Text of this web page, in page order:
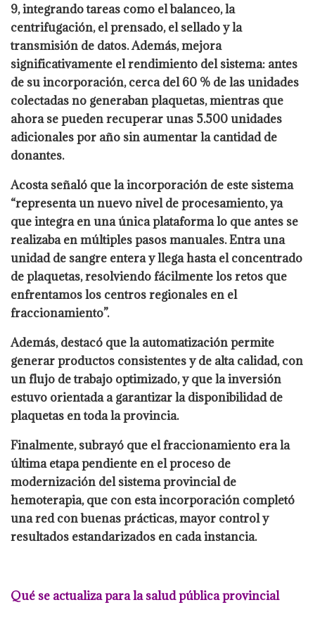
9, integrando tareas como el balanceo, la
centrifugación, el prensado, el sellado y la
transmisión de datos. Además, mejora
significativamente el rendimiento del sistema: antes
de su incorporación, cerca del 60 % de las unidades
colectadas no generaban plaquetas, mientras que
ahora se pueden recuperar unas 5.500 unidades
adicionales por año sin aumentar la cantidad de
donantes.
Acosta señaló que la incorporación de este sistema
“representa un nuevo nivel de procesamiento, ya
que integra en una única plataforma lo que antes se
realizaba en múltiples pasos manuales. Entra una
unidad de sangre entera y llega hasta el concentrado
de plaquetas, resolviendo fácilmente los retos que
enfrentamos los centros regionales en el
fraccionamiento”.
Además, destacó que la automatización permite
generar productos consistentes y de alta calidad, con
un flujo de trabajo optimizado, y que la inversión
estuvo orientada a garantizar la disponibilidad de
plaquetas en toda la provincia.
Finalmente, subrayó que el fraccionamiento era la
última etapa pendiente en el proceso de
modernización del sistema provincial de
hemoterapia, que con esta incorporación completó
una red con buenas prácticas, mayor control y
resultados estandarizados en cada instancia.
Qué se actualiza para la salud pública provincial